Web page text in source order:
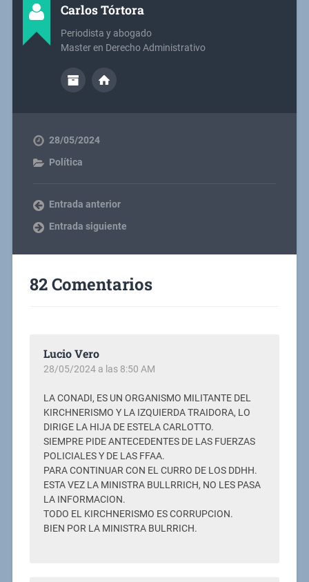
Carlos Tórtora
Periodista y abogado
Master en Derecho Administrativo
28/05/2024
Política
Entrada anterior
Entrada siguiente
82 Comentarios
Lucio Vero
28/05/2024 a las 8:50 AM
LA CONADI, ES UN ORGANISMO MILITANTE DEL
KIRCHNERISMO Y LA IZQUIERDA TRAIDORA, LO
DIRIGE LA HIJA DE ESTELA CARLOTTO.
SIEMPRE PIDE ANTECEDENTES DE LAS FUERZAS
POLICIALES Y DE LAS FFAA.
PARA CONTINUAR CON EL CURRO DE LOS DDHH.
ESTA VEZ LA MINISTRA BULLRRICH, NO LES PASA
LA INFORMACION.
TODO EL KIRCHNERISMO ES CORRUPCION.
BIEN POR LA MINISTRA BULRRICH.